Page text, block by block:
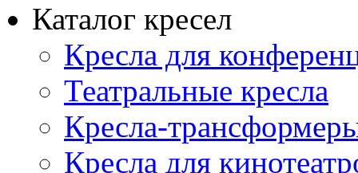
Каталог кресел
Кресла для
Театральные кресла
Кресла-
Кресла для